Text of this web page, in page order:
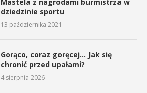
dziedzinie sportu
13 października 2021
Gorąco, coraz goręcej… Jak się
chronić przed upałami?
4 sierpnia 2026